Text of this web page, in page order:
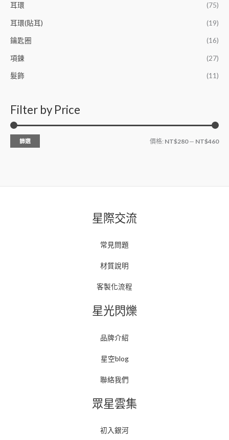
耳環 (75)
耳環(貼耳) (19)
鑰匙圈 (16)
項鍊 (27)
髮飾 (11)
Filter by Price
篩選 價格: NT$280— NT$460
星際交流
常見問題
材質說明
客製化流程
星光閃爍
品牌介紹
星空blog
聯絡我們
眾星雲集
初入銀河